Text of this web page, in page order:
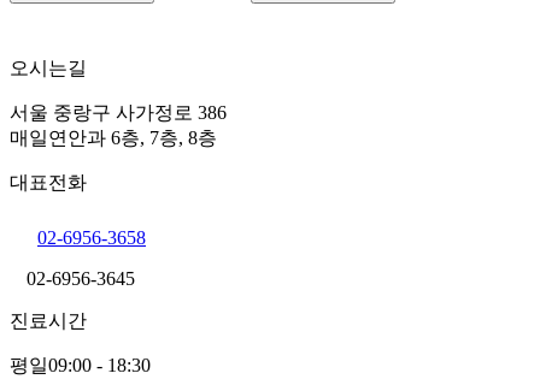
오시는길
서울 중랑구 사가정로 386
매일연안과 6층, 7층, 8층
대표전화
02-6956-3658
02-6956-3645
진료시간
평일09:00 - 18:30